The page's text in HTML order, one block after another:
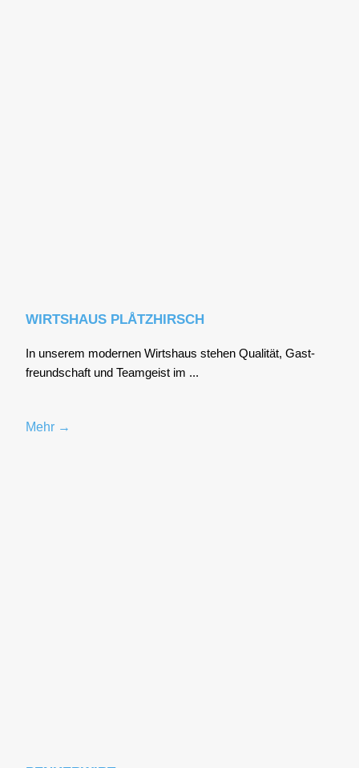
WIRTSHAUS PLÅTZHIRSCH
In unse­rem moder­nen Wirts­haus ste­hen Qua­li­tät, Gast­
freund­schaft und Team­geist im ...
Mehr →